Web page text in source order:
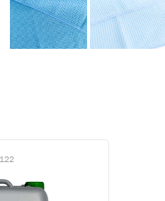
aan winkelwagen